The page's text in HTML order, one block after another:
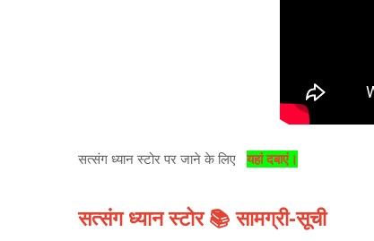
सत्संग ध्यान स्टोर पर जाने के लिएयहां दबाएं।
सत्संग ध्यान स्टोर 📚 सामग्री-सूची